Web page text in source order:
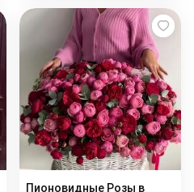
Пионовидные Розы в